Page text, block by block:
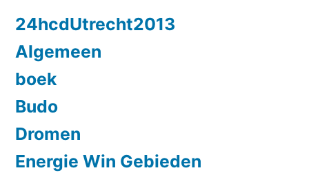
24hcdUtrecht2013
Algemeen
boek
Budo
Dromen
Energie Win Gebieden